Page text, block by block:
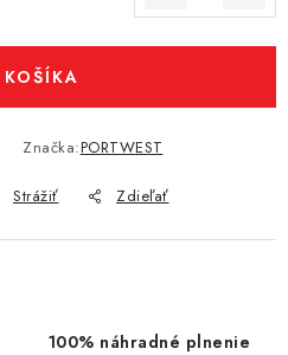
Značka:PORTWEST
Strážiť Zdieľať
100% náhradné plnenie